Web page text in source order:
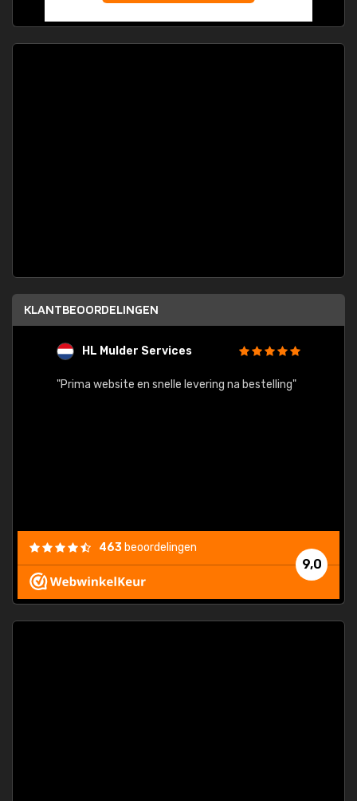
KLANTBEOORDELINGEN
HL Mulder Services
"Prima website en snelle levering na bestelling"
9,0
463 beoordelingen